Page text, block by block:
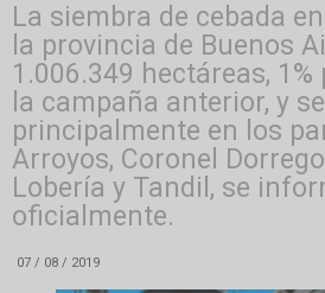
La siembra de cebada
la provincia de Buenos
1.006.349 hectáreas,
la campaña anterior, y
principalmente en los
Arroyos, Coronel
Lobería y Tandil, se
oficialmente.
07 / 08 / 2019